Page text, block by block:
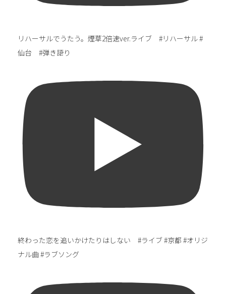
リハーサルでうたう。煙草2倍速ver.ライブ #リハーサル #
仙台 #弾き語り
終わった恋を追いかけたりはしない #ライブ #京都 #オリジ
ナル曲 #ラブソング